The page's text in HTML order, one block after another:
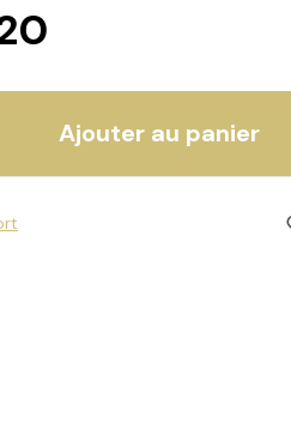
Ajouter au panier